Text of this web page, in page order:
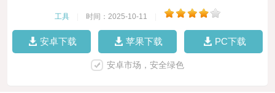
工具 时间：2025-10-11
安卓下载 苹果下载 PC下载
安卓市场，安全绿色